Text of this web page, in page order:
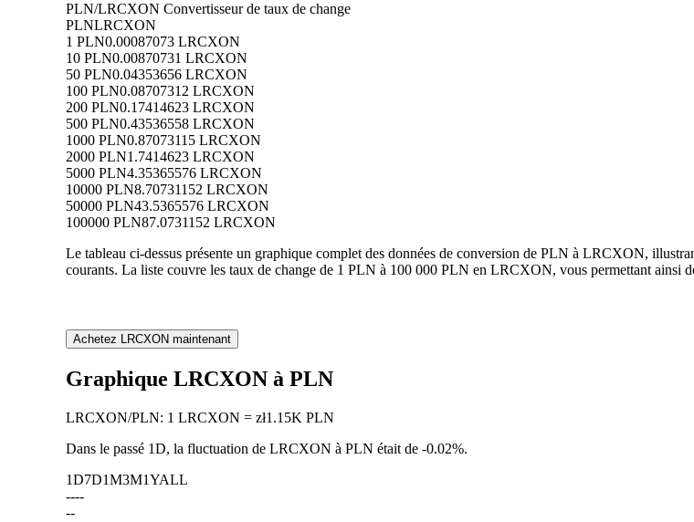
PLN/LRCXON Convertisseur de taux de change
PLNLRCXON
1 PLN0.00087073 LRCXON
10 PLN0.00870731 LRCXON
50 PLN0.04353656 LRCXON
100 PLN0.08707312 LRCXON
200 PLN0.17414623 LRCXON
500 PLN0.43536558 LRCXON
1000 PLN0.87073115 LRCXON
2000 PLN1.7414623 LRCXON
5000 PLN4.35365576 LRCXON
10000 PLN8.70731152 LRCXON
50000 PLN43.5365576 LRCXON
100000 PLN87.0731152 LRCXON
Le tableau ci-dessus présente un graphique complet des données de conversion de PLN à LRCXON,
courants. La liste couvre les taux de change de 1 PLN à 100 000 PLN en LRCXON, vous permettant ainsi
Achetez LRCXON maintenant
Graphique LRCXON à PLN
LRCXON/PLN: 1 LRCXON = zł1.15K PLN
Dans le passé 1D, la fluctuation de LRCXON à PLN était de -0.02%.
1D7D1M3M1YALL
----
--